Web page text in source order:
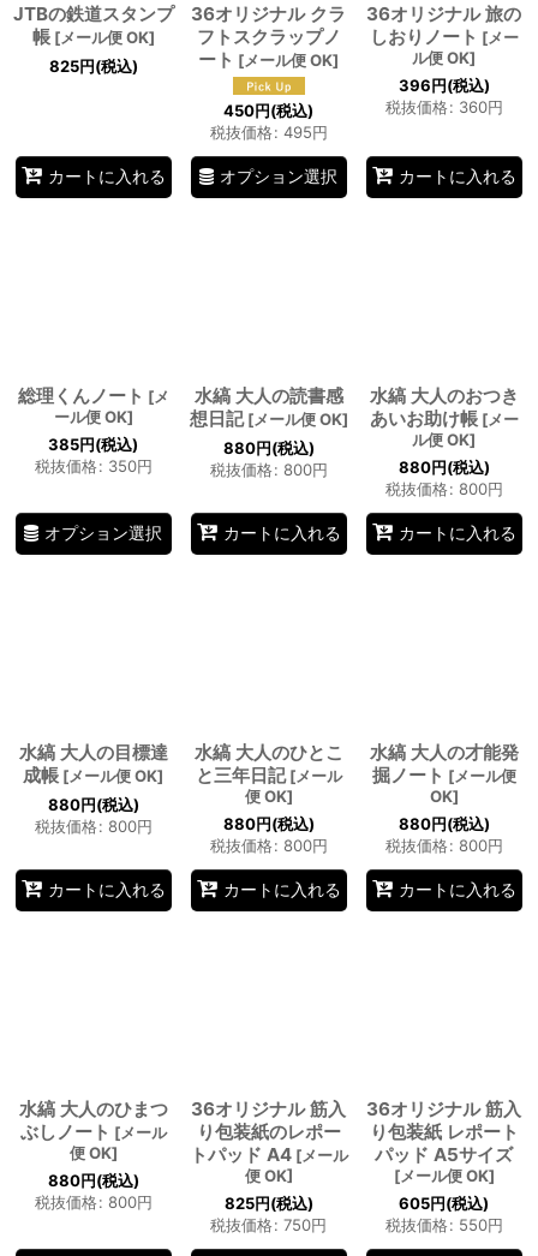
JTBの鉄道スタンプ
帳 [メール便 OK]
825円(税込)
カートに入れる
36オリジナル クラ
フトスクラップノ
ート [メール便 OK]
450円(税込)
税抜価格: 495円
オプション選択
36オリジナル 旅の
しおりノート [メー
ル便 OK]
396円(税込)
税抜価格: 360円
カートに入れる
総理くんノート [メ
ール便 OK]
385円(税込)
税抜価格: 350円
オプション選択
水縞 大人の読書感
想日記 [メール便 OK]
880円(税込)
税抜価格: 800円
カートに入れる
水縞 大人のおつき
あいお助け帳 [メー
ル便 OK]
880円(税込)
税抜価格: 800円
カートに入れる
水縞 大人の目標達
成帳 [メール便 OK]
880円(税込)
税抜価格: 800円
カートに入れる
水縞 大人のひとこ
と三年日記 [メール
便 OK]
880円(税込)
税抜価格: 800円
カートに入れる
水縞 大人の才能発
掘ノート [メール便
OK]
880円(税込)
税抜価格: 800円
カートに入れる
水縞 大人のひまつ
ぶしノート [メール
便 OK]
880円(税込)
税抜価格: 800円
36オリジナル 筋入
り包装紙のレポー
トパッド A4 [メール
便 OK]
825円(税込)
税抜価格: 750円
36オリジナル 筋入
り包装紙 レポート
パッド A5サイズ
[メール便 OK]
605円(税込)
税抜価格: 550円